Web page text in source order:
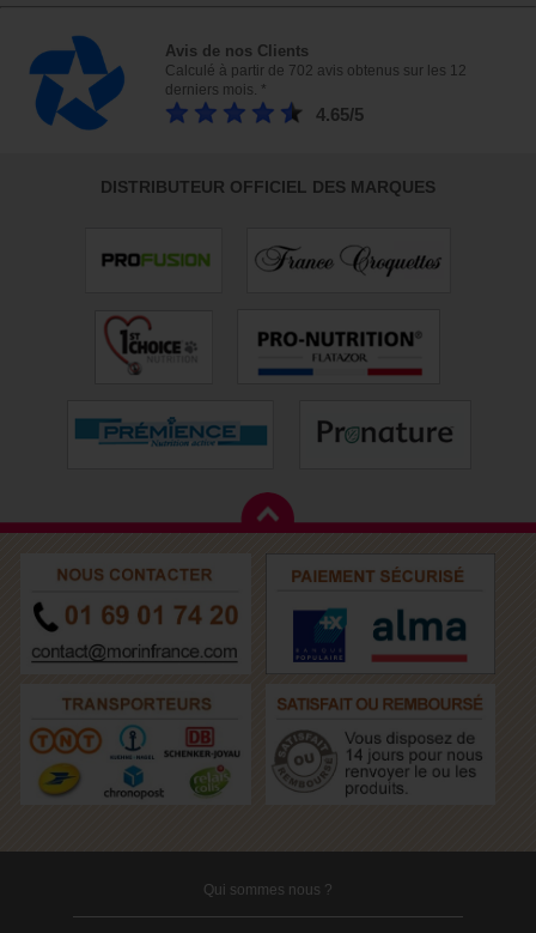
Avis de nos Clients
Calculé à partir de 702 avis obtenus sur les 12
derniers mois. *
4.65/5
DISTRIBUTEUR OFFICIEL DES MARQUES
Qui sommes nous ?